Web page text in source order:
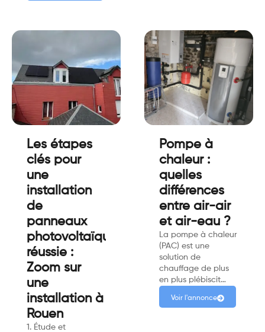
Les étapes
clés pour
une
installation
de
panneaux
photovoltaïques
réussie :
Zoom sur
une
installation à
Rouen
1. Étude et
Pompe à
chaleur :
quelles
différences
entre air-air
et air-eau ?
La pompe à chaleur
(PAC) est une
solution de
chauffage de plus
en plus plébiscit…
Voir l'annonce